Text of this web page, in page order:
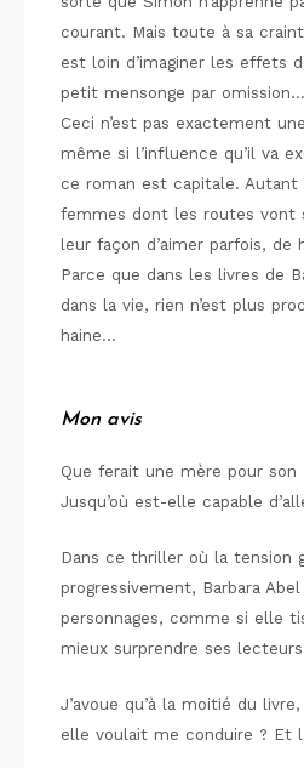
courant. Mais toute à sa
est loin d’imaginer les effets
petit mensonge par omission…
Ceci n’est pas exactement
même si l’influence qu’il va
ce roman est capitale. Autant
femmes dont les routes vont
leur façon d’aimer parfois, de
Parce que dans les livres de
dans la vie, rien n’est plus
haine…
Mon avis
Que ferait une mère pour
Jusqu’où est-elle capable
Dans ce thriller où la tension
progressivement, Barbara
personnages, comme si elle
mieux surprendre ses
J’avoue qu’à la moitié du
elle voulait me conduire ? Et